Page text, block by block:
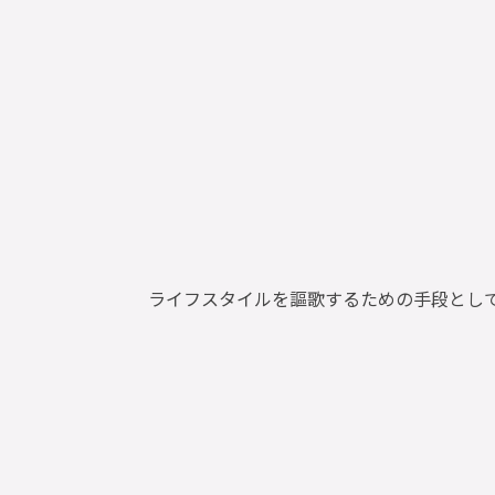
ライフスタイルを謳歌するための手段と